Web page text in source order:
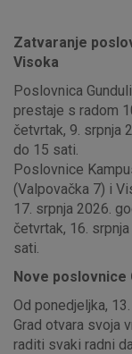
Zatvaranje
Visoka
Poslovnica
prestaje s radom
četvrtak, 9. srpnja
do 15 sati.
Poslovnice
(Valpovačka 7) i
17. srpnja 2026.
četvrtak, 16.
sati.
Nove poslovnice
Od ponedjeljka,
Grad otvara svoja
raditi svaki radni